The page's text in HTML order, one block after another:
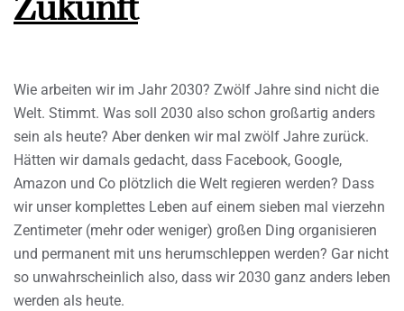
Zukunft
Wie arbeiten wir im Jahr 2030? Zwölf Jahre sind nicht die
Welt. Stimmt. Was soll 2030 also schon großartig anders
sein als heute? Aber denken wir mal zwölf Jahre zurück.
Hätten wir damals gedacht, dass Facebook, Google,
Amazon und Co plötzlich die Welt regieren werden? Dass
wir unser komplettes Leben auf einem sieben mal vierzehn
Zentimeter (mehr oder weniger) großen Ding organisieren
und permanent mit uns herumschleppen werden? Gar nicht
so unwahrscheinlich also, dass wir 2030 ganz anders leben
werden als heute.